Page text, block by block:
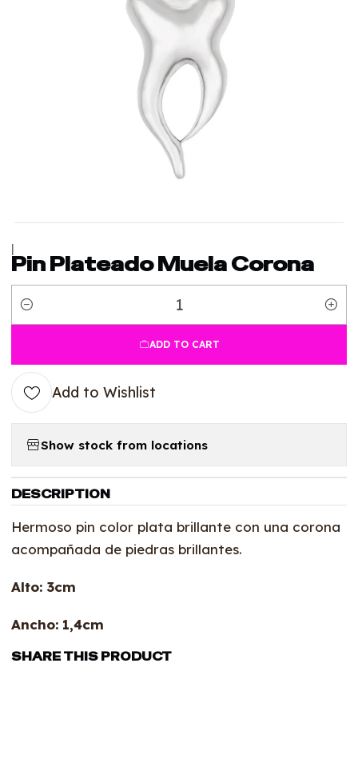
Pin Plateado Muela Corona
Quantity
ADD TO CART
Add to Wishlist
Show stock from locations
DESCRIPTION
Hermoso pin color plata brillante con una corona
acompañada de piedras brillantes.
Alto: 3cm
Ancho: 1,4cm
SHARE THIS PRODUCT